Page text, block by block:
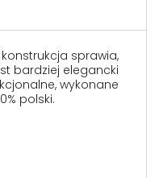
sprawia,
bardziej elegancki
wykonane
polski.